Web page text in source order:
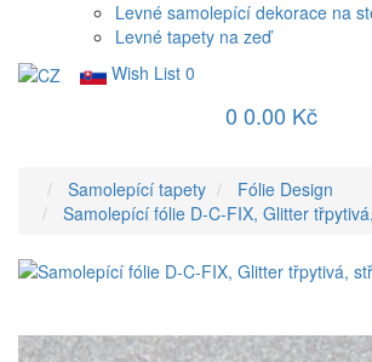
Levné samolepící dekorace na
Levné tapety na zeď
Wish List 0
0 0.00 Kč
Samolepící tapety
Fólie Design
Samolepící fólie D-C-FIX, Glitter